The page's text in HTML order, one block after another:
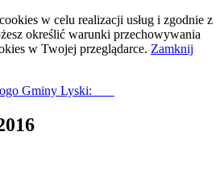
cookies w celu realizacji usług i zgodnie z
określić warunki przechowywania
w Twojej przeglądarce. Zamknij